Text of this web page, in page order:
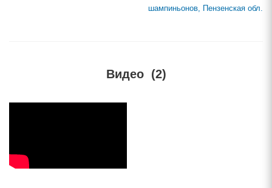
шампиньонов, Пензенская обл.
Видео (2)